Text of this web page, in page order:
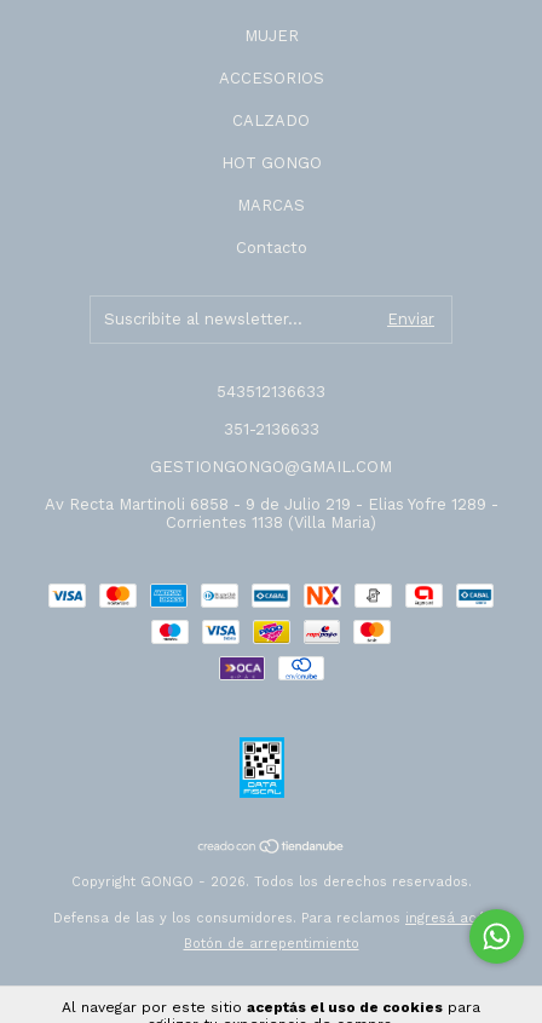
Al navegar por este sitio aceptás el uso de cookies para
MUJER
ACCESORIOS
CALZADO
HOT GONGO
MARCAS
Contacto
543512136633
351-2136633
GESTIONGONGO@GMAIL.COM
Av Recta Martinoli 6858 - 9 de Julio 219 - Elias Yofre 1289 -
Corrientes 1138 (Villa Maria)
Copyright GONGO - 2026. Todos los derechos reservados.
Defensa de las y los consumidores. Para reclamos ingresá acá.
Botón de arrepentimiento